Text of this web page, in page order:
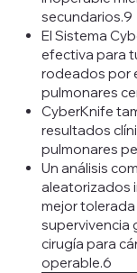
secundarios.9
El Sistema
efectiva para
rodeados por
pulmonares
CyberKnife
resultados
pulmonares
Un análisis
aleatorizados
mejor
supervivencia
cirugía para
operable.6